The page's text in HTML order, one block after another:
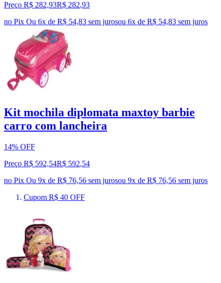
Preço R$ 282,93R$ 282,93
no Pix Ou 6x de R$ 54,83 sem jurosou 6x de R$ 54,83 sem juros
Kit mochila diplomata maxtoy barbie
carro com lancheira
14% OFF
Preço R$ 592,54R$ 592,54
no Pix Ou 9x de R$ 76,56 sem jurosou 9x de R$ 76,56 sem juros
Cupom R$ 40 OFF